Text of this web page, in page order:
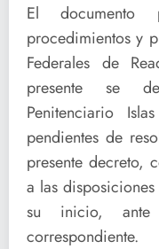
El documento
procedimientos y
Federales de
presente se
Penitenciario
pendientes de
presente decreto,
a las
su inicio, ante
correspondiente.